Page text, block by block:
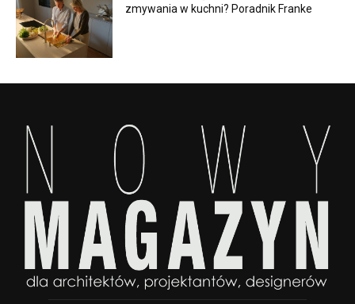
zmywania w kuchni? Poradnik Franke